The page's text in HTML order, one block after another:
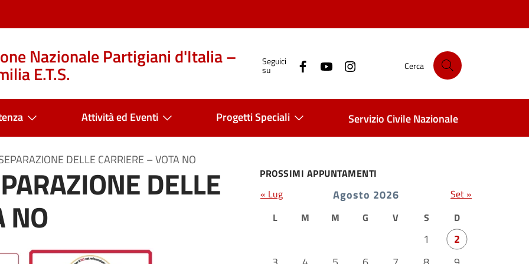
Nazionale Partigiani d'Italia –
E.T.S.
Seguici
su Cerca
Attività ed Eventi Progetti Speciali Servizio Civile Nazionale
DELLE CARRIERE – VOTA NO
DELLE
NO
PROSSIMI APPUNTAMENTI
Agosto 2026
L M M G V S D
1
2
« Lug Set »